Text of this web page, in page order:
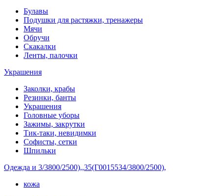
Булавы
Подушки для растяжки, тренажеры
Мячи
Обручи
Скакалки
Ленты, палочки
Украшения
Заколки, крабы
Резинки, банты
Украшения
Головные уборы
Зажимы, закрутки
Тик-таки, невидимки
Софисты, сетки
Шпильки
Одежда и 3/3800/2500),,35(Г0015534/3800/2500),
кожа